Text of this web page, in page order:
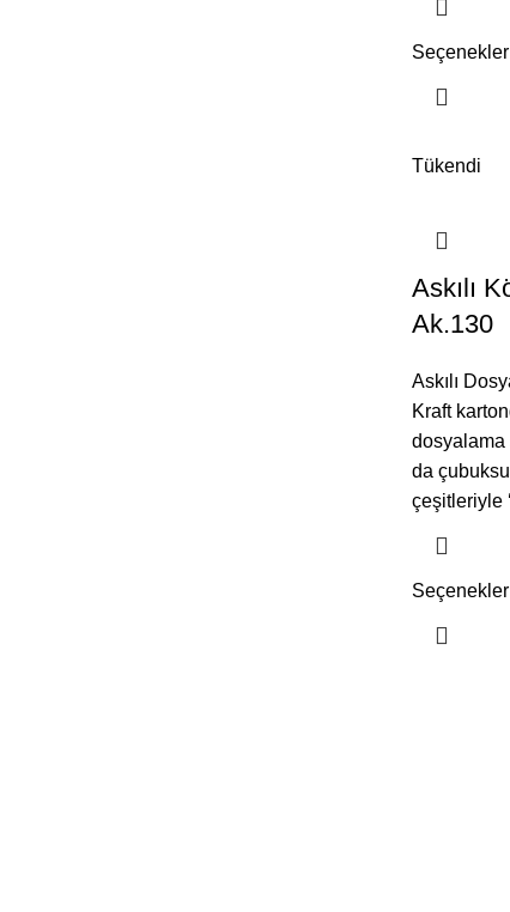
Seçenekler
Tükendi
Askılı
Ak.130
Askılı
Kraft
dosyalama
da
çeşitleriyle
Seçenekler